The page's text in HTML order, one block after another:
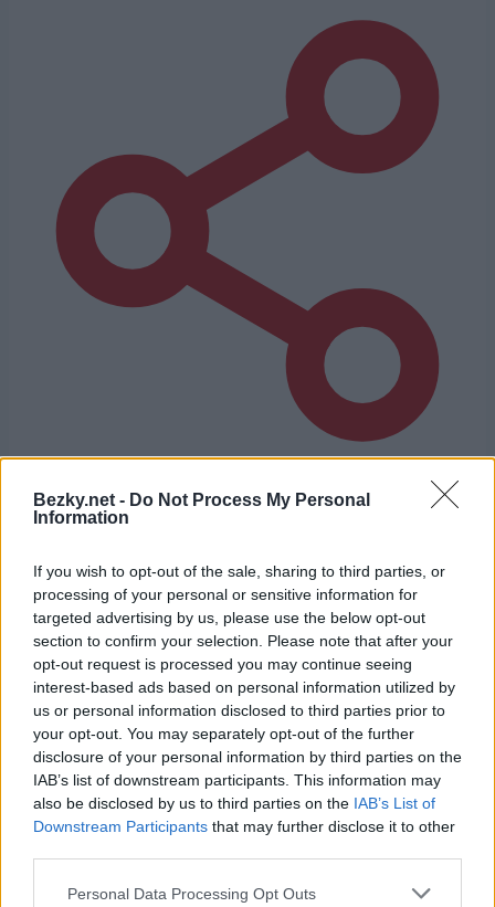
Bezky.net - Do Not Process My Personal
Information
If you wish to opt-out of the sale, sharing to third parties, or
processing of your personal or sensitive information for
targeted advertising by us, please use the below opt-out
section to confirm your selection. Please note that after your
opt-out request is processed you may continue seeing
interest-based ads based on personal information utilized by
us or personal information disclosed to third parties prior to
your opt-out. You may separately opt-out of the further
disclosure of your personal information by third parties on the
IAB’s list of downstream participants. This information may
also be disclosed by us to third parties on the IAB’s List of
Downstream Participants that may further disclose it to other
Please note that this website/app uses one or more Google
Personal Data Processing Opt Outs
Přihlaste se k odběru našeho
newsletteru
Upsat
NEJČTĚNĚJŠÍ